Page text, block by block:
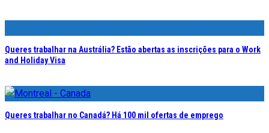
Queres trabalhar na Austrália? Estão abertas as inscrições para o Work
and Holiday Visa
Queres trabalhar no Canadá? Há 100 mil ofertas de emprego